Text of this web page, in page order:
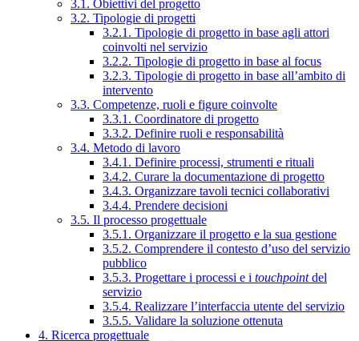
3.1. Obiettivi del progetto
3.2. Tipologie di progetti
3.2.1. Tipologie di progetto in base agli attori
coinvolti nel servizio
3.2.2. Tipologie di progetto in base al focus
3.2.3. Tipologie di progetto in base all’ambito di
intervento
3.3. Competenze, ruoli e figure coinvolte
3.3.1. Coordinatore di progetto
3.3.2. Definire ruoli e responsabilità
3.4. Metodo di lavoro
3.4.1. Definire processi, strumenti e rituali
3.4.2. Curare la documentazione di progetto
3.4.3. Organizzare tavoli tecnici collaborativi
3.4.4. Prendere decisioni
3.5. Il processo progettuale
3.5.1. Organizzare il progetto e la sua gestione
3.5.2. Comprendere il contesto d’uso del servizio
pubblico
3.5.3. Progettare i processi e i touchpointdel
servizio
3.5.4. Realizzare l’interfaccia utente del servizio
3.5.5. Validare la soluzione ottenuta
4. Ricerca progettuale